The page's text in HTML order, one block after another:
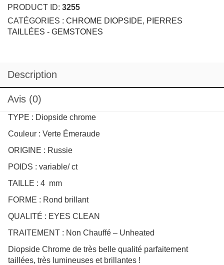
PRODUCT ID: 3255
CATÉGORIES : CHROME DIOPSIDE, PIERRES
TAILLÉES - GEMSTONES
Description
Avis (0)
TYPE : Diopside chrome
Couleur : Verte Émeraude
ORIGINE : Russie
POIDS : variable/ ct
TAILLE : 4 mm
FORME : Rond brillant
QUALITÉ : EYES CLEAN
TRAITEMENT : Non Chauffé – Unheated
Diopside Chrome de très belle qualité parfaitement
taillées, très lumineuses et brillantes !